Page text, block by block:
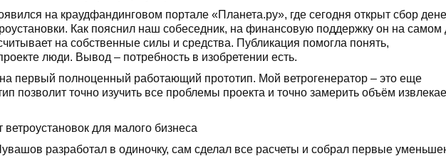
на краудфандинговом портале «Планета.ру», где сегодня открыт сбор
Как пояснил наш собеседник, на финансовую поддержку он на самом
на собственные силы и средства. Публикация помогла понять,
люди. Вывод – потребность в изобретении есть.
первый полноценный работающий прототип. Мой ветрогенератор – это еще
позволит точно изучить все проблемы проекта и точно замерить объём
разработал в одиночку, сам сделал все расчеты и собрал первые